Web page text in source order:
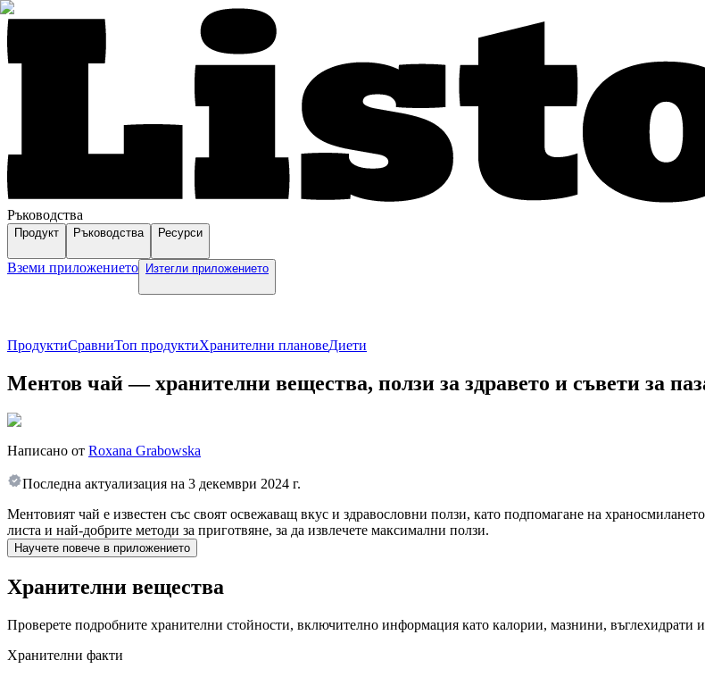
Ръководства
Продукт Ръководства Ресурси
Вземи приложението Изтегли приложението
ПродуктиСравниТоп продуктиХранителни плановеДиети
Ментов чай — хранителни вещества, ползи за здравето и съвети за
Написано от Roxana Grabowska
Последна актуализация на 3 декември 2024 г.
Ментовият чай е известен със своят освежаващ вкус и здравословни ползи, като подпомагане на
листа и най-добрите методи за приготвяне, за да извлечете максимални ползи.
Научете повече в приложението
Хранителни вещества
Проверете подробните хранителни стойности, включително информация като калории, мазнини, въглехидрати
Хранителни факти